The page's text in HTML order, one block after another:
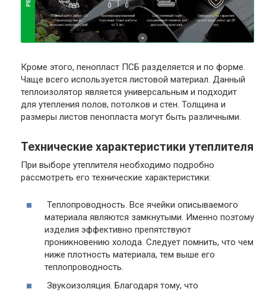
Кроме этого, пенопласт ПСБ разделяется и по форме.
Чаще всего используется листовой материал. Данный
теплоизолятор является универсальным и подходит
для утепления полов, потолков и стен. Толщина и
размеры листов пенопласта могут быть различными.
Технические характеристики утеплителя
При выборе утеплителя необходимо подробно
рассмотреть его технические характеристики:
Теплопроводность. Все ячейки описываемого
материала являются замкнутыми. Именно поэтому
изделия эффективно препятствуют
проникновению холода. Следует помнить, что чем
ниже плотность материала, тем выше его
теплопроводность.
Звукоизоляция. Благодаря тому, что